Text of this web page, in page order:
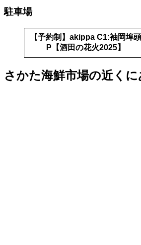
駐車場
【予約制】akippa C1:袖岡埠頭
P【酒田の花火2025】
さかた海鮮市場の近く